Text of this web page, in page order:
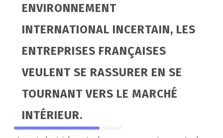
ENVIRONNEMENT
INTERNATIONAL INCERTAIN, LES
ENTREPRISES FRANÇAISES
VEULENT SE RASSURER EN SE
TOURNANT VERS LE MARCHÉ
INTÉRIEUR.